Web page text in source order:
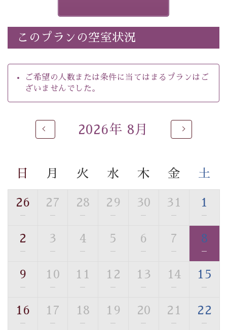
※ホタルの発生は自然条件に左右されるため、ご覧いた
だけない場合もございます。
-----------【安心への取り組み】----------
滞在いただけるよう
30項目以上からなる独自の衛生・消毒プログラムの基、
徹底した衛生管理を行っております。
■内容&特典■
・諏訪大社4社を巡る無料参拝バス（事前予約制）
・館内着をご用意
・就寝用パジャマをご用意
・環境に配慮したアメニティをご用意
・駐車場完備
・チェックイン15時、チェックアウト10時
【お食事】
・朝夕個室料亭で個室食
・夕食は地産地消の創作和会席 美湖膳（二十四節気と
いう昔の暦による料理表現）
このプランの空室状況
ご希望の人数または条件に当てはまるプランはご
ざいませんでした。
2026年 8月
日 月 火 水 木 金 土
26
—
27
—
28
—
29
—
30
—
31
—
1
—
2
—
3
—
4
—
5
—
6
—
7
—
8
—
9
—
10
—
11
—
12
—
13
—
14
—
15
—
16
—
17
—
18
—
19
—
20
—
21
—
22
—